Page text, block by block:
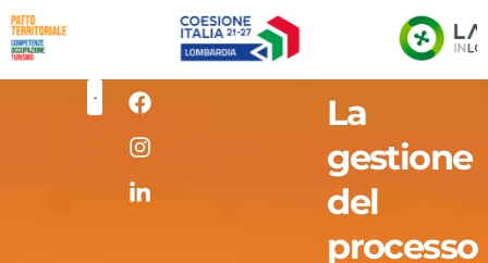
La
gestione
del
processo